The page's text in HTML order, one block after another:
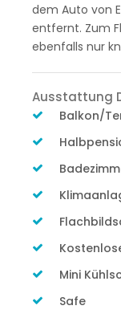
dem Auto von
entfernt. Zum
ebenfalls nur
Ausstattung
Balkon/
Mini
Safe